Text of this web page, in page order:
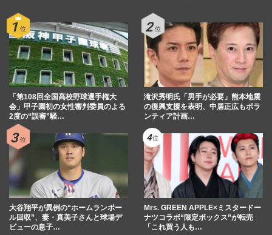
「第108回全国高校野球選手権大
会」甲子園初の女性審判委員のよる
2度の“誤審”騒…
滝沢秀明氏「男手が必要」熊本地震
の復興支援を表明、中居正広もボラ
ンティア計画…
大谷翔平が異例の“ホームランボー
ル回収”、妻・真美子さんと球場デ
ビューの息子…
Mrs. GREEN APPLE×ミスタードー
ナツコラボ“限定ボックス”が転売
「これ買う人も…